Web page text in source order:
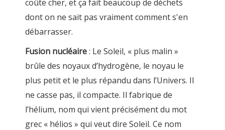
coûte cher, et ça fait beaucoup de déchets
dont on ne sait pas vraiment comment s'en
débarrasser.
Fusion nucléaire: Le Soleil, « plus malin »
brûle des noyaux d’hydrogène, le noyau le
plus petit et le plus répandu dans l’Univers. Il
ne casse pas, il compacte. Il fabrique de
l’hélium, nom qui vient précisément du mot
grec « hélios » qui veut dire Soleil. Ce nom